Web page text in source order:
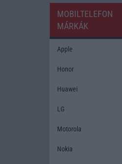
MOBILTELEFON
MÁRKÁK
Apple
Honor
Huawei
LG
Motorola
Nokia